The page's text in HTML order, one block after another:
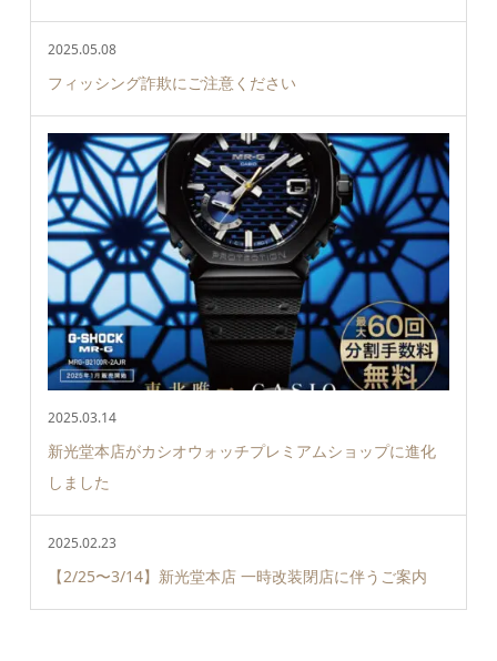
2025.05.08
フィッシング詐欺にご注意ください
2025.03.14
新光堂本店がカシオウォッチプレミアムショップに進化
しました
2025.02.23
【2/25〜3/14】新光堂本店 一時改装閉店に伴うご案内